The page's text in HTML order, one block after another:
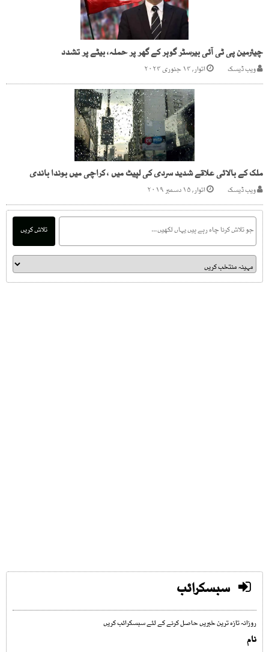
چیئرمین پی ٹی آئی بیرسٹر گوہر کے گھر پر حملہ، بیٹے پر تشدد
ویب ڈیسک اتوار, ۱۴ جنوری ۲۰۲۴
ملک کے بالائی علاقے شدید سردی کی لپیٹ میں ، کراچی میں بوندا باندی
ویب ڈیسک اتوار, ۱۵ دسمبر ۲۰۱۹
تلاش کریں
سبسکرائب
روزانہ تازہ ترین خبریں حاصل کرنے کے لئے سبسکرائب کریں
نام